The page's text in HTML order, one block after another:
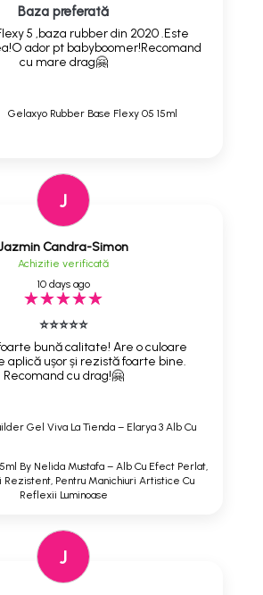
Baza preferată
5 ,baza rubber din 2020 .Este
ador pt babyboomer!Recomand
cu mare drag🤗
Gelaxyo Rubber Base Flexy 05 15ml
J
Candra-Simon
Achizitie verificată
10 days ago
⭐⭐⭐⭐⭐
bună calitate! Are o culoare
aplică ușor și rezistă foarte bine.
Recomand cu drag!🤗
Gel Viva La Tienda – Elarya 3 Alb Cu
By Nelida Mustafa – Alb Cu Efect Perlat,
Rezistent, Pentru Manichiuri Artistice Cu
Reflexii Luminoase
J